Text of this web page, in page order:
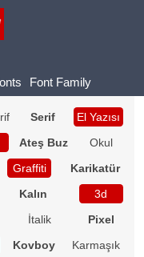
Font Family
Serif
El Yazısı
Ateş Buz
Okul
Graffiti
Karikatür
Kalın
3d
İtalik
Pixel
Kovboy
Karmaşık